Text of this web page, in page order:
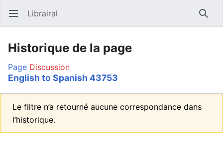
Ouvrir le menu principal Librairal
Historique de la page
Page Discussion
English to Spanish 43753
Le filtre n’a retourné aucune correspondance dans
l’historique.